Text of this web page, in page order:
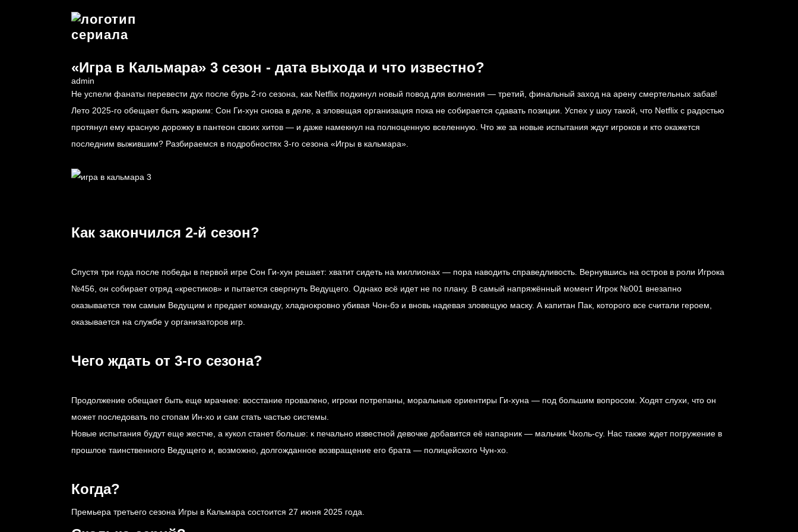
«Игра в Кальмара» 3 сезон - дата выхода и что известно?
admin
Не успели фанаты перевести дух после бурь 2-го сезона, как Netflix подкинул новый повод для волнения — третий, финальный заход на арену смертельных забав!
Лето 2025-го обещает быть жарким: Сон Ги-хун снова в деле, а зловещая организация пока не собирается сдавать позиции. Успех у шоу такой, что Netflix с радостью
протянул ему красную дорожку в пантеон своих хитов — и даже намекнул на полноценную вселенную. Что же за новые испытания ждут игроков и кто окажется
последним выжившим? Разбираемся в подробностях 3-го сезона «Игры в кальмара».
Как закончился 2-й сезон?
Спустя три года после победы в первой игре Сон Ги-хун решает: хватит сидеть на миллионах — пора наводить справедливость. Вернувшись на остров в роли Игрока
№456, он собирает отряд «крестиков» и пытается свергнуть Ведущего. Однако всё идет не по плану. В самый напряжённый момент Игрок №001 внезапно
оказывается тем самым Ведущим и предает команду, хладнокровно убивая Чон-бэ и вновь надевая зловещую маску. А капитан Пак, которого все считали героем,
оказывается на службе у организаторов игр.
Чего ждать от 3-го сезона?
Продолжение обещает быть еще мрачнее: восстание провалено, игроки потрепаны, моральные ориентиры Ги-хуна — под большим вопросом. Ходят слухи, что он
может последовать по стопам Ин-хо и сам стать частью системы.
Новые испытания будут еще жестче, а кукол станет больше: к печально известной девочке добавится её напарник — мальчик Чхоль-су. Нас также ждет погружение в
прошлое таинственного Ведущего и, возможно, долгожданное возвращение его брата — полицейского Чун-хо.
Когда?
Премьера третьего сезона Игры в Кальмара состоится 27 июня 2025 года